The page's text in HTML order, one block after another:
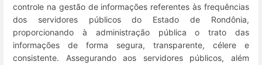
controle na gestão de informações referentes às frequências
dos servidores públicos do Estado de Rondônia,
proporcionando à administração pública o trato das
informações de forma segura, transparente, célere e
consistente. Assegurando aos servidores públicos, além